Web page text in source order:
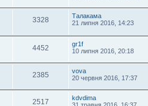
3328
Талакама
21 липня 2016, 14:23
4452
gr1f
10 липня 2016, 20:18
2385
vova
20 червня 2016, 17:37
2517
kdvdima
31 травня 2016, 16:37